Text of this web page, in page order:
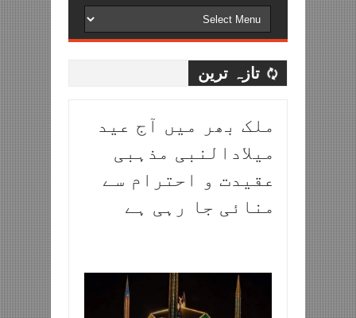
تازہ ترین
ملک بھر میں آج عید
میلادالنبی مذہبی
عقیدت و احترام سے
منائی جا رہی ہے